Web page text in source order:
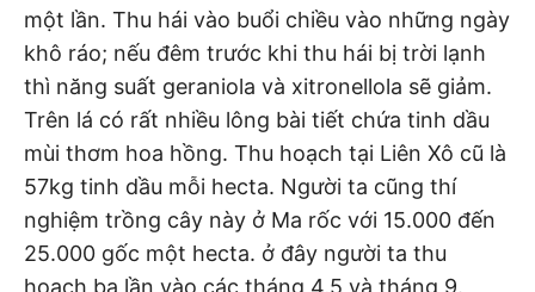
một lần. Thu hái vào buổi chiều vào những ngày
khô ráo; nếu đêm trước khi thu hái bị trời lạnh
thì năng suất geraniola và xitronellola sẽ giảm.
Trên lá có rất nhiều lông bài tiết chứa tinh dầu
mùi thơm hoa hồng. Thu hoạch tại Liên Xô cũ là
57kg tinh dầu mỗi hecta. Người ta cũng thí
nghiệm trồng cây này ở Ma rốc với 15.000 đến
25.000 gốc một hecta. ở đây người ta thu
hoạch ba lần vào các tháng 4,5 và tháng 9.